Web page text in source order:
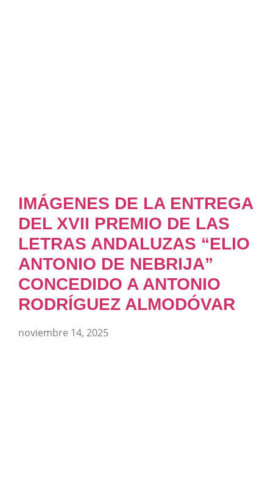
IMÁGENES DE LA ENTREGA
DEL XVII PREMIO DE LAS
LETRAS ANDALUZAS “ELIO
ANTONIO DE NEBRIJA”
CONCEDIDO A ANTONIO
RODRÍGUEZ ALMODÓVAR
noviembre 14, 2025